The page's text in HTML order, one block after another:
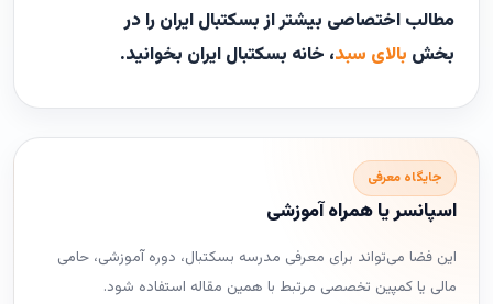
مطالب اختصاصی بیشتر از بسکتبال ایران را در
بخش بالای سبد، خانه بسکتبال ایران بخوانید.
جایگاه معرفی
اسپانسر یا همراه آموزشی
این فضا می‌تواند برای معرفی مدرسه بسکتبال، دوره آموزشی، حامی
مالی یا کمپین تخصصی مرتبط با همین مقاله استفاده شود.